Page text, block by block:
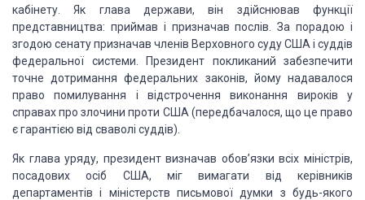
кабінету. Як глава держави, він здійснював функції
представництва: приймав і при­значав послів. За порадою і
згодою сенату призначав членів Вер­ховного суду США і суддів
федеральної системи. Президент по­кликаний забезпечити
точне дотримання федеральних законів, йому надавалося
право помилування і відстрочення виконання вироків у
справах про злочини проти США (передбачалося, що це право
є гарантією від сваволі суддів).
Як глава уряду, президент визначав обов’язки всіх міністрів,
посадових осіб США, міг вимагати від керівників
департаментів і міністерств письмової думки з будь-якого